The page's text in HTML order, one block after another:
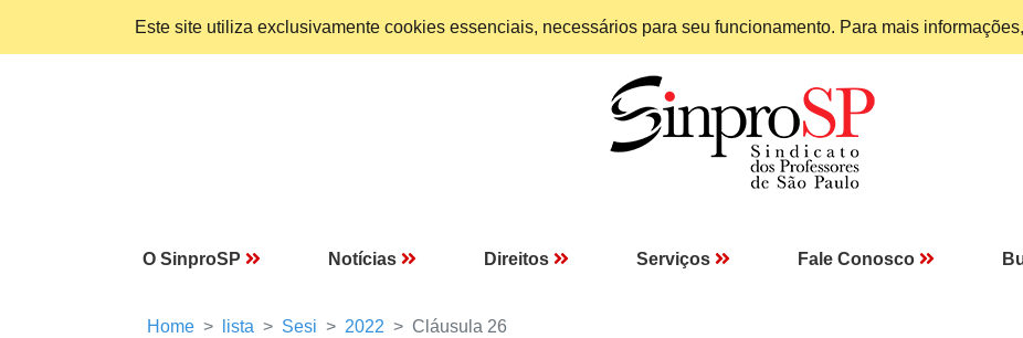
Este site utiliza exclusivamente cookies essenciais, necessários para seu funcionamento. Para mais
O SinproSP Notícias Direitos Serviços Fale Conosco
Home lista Sesi 2022 Cláusula 26